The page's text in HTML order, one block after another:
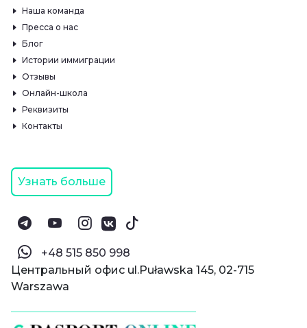
Наша команда
Пресса о нас
Блог
Истории иммиграции
Отзывы
Онлайн-школа
Реквизиты
Контакты
Узнать больше
‪+48 515 850 998‬
Центральный офис ul.Puławska 145, 02-715
Warszawa